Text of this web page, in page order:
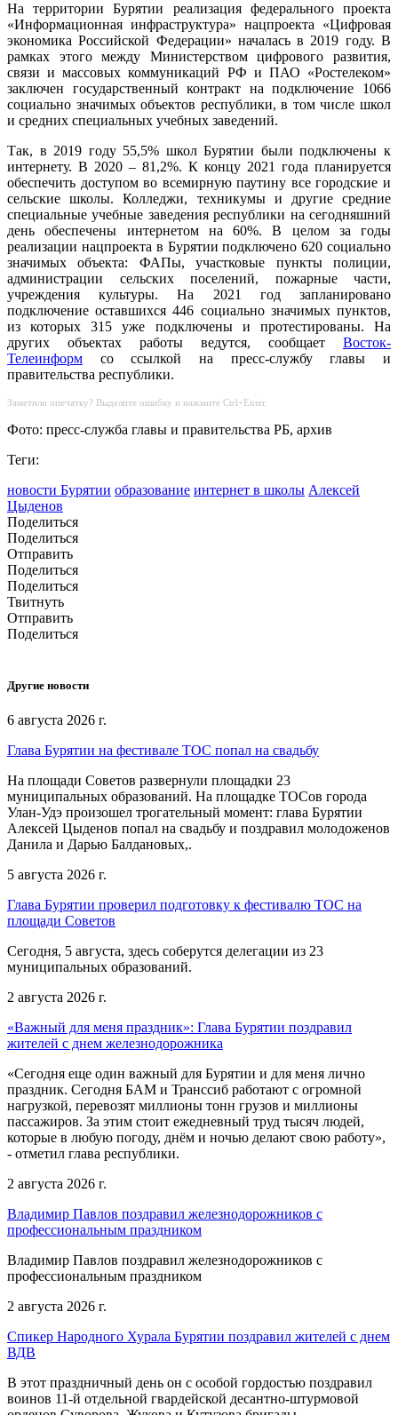
На территории Бурятии реализация федерального проекта
«Информационная инфраструктура» нацпроекта «Цифровая
экономика Российской Федерации» началась в 2019 году. В
рамках этого между Министерством цифрового развития,
связи и массовых коммуникаций РФ и ПАО «Ростелеком»
заключен государственный контракт на подключение 1066
социально значимых объектов республики, в том числе школ
и средних специальных учебных заведений.
Так, в 2019 году 55,5% школ Бурятии были подключены к
интернету. В 2020 – 81,2%. К концу 2021 года планируется
обеспечить доступом во всемирную паутину все городские и
сельские школы. Колледжи, техникумы и другие средние
специальные учебные заведения республики на сегодняшний
день обеспечены интернетом на 60%. В целом за годы
реализации нацпроекта в Бурятии подключено 620 социально
значимых объекта: ФАПы, участковые пункты полиции,
администрации сельских поселений, пожарные части,
учреждения культуры. На 2021 год запланировано
подключение оставшихся 446 социально значимых пунктов,
из которых 315 уже подключены и протестированы. На
других объектах работы ведутся, сообщает Восток-
Телеинформ со ссылкой на пресс-службу главы и
правительства республики.
Заметили опечатку? Выделите ошибку и нажмите Ctrl+Enter.
Фото: пресс-служба главы и правительства РБ, архив
Теги:
новости Бурятии образование интернет в школы Алексей
Цыденов
Поделиться
Поделиться
Отправить
Поделиться
Поделиться
Твитнуть
Отправить
Поделиться
Другие новости
6 августа 2026 г.
Глава Бурятии на фестивале ТОС попал на свадьбу
На площади Советов развернули площадки 23
муниципальных образований. На площадке ТОСов города
Улан-Удэ произошел трогательный момент: глава Бурятии
Алексей Цыденов попал на свадьбу и поздравил молодоженов
Данила и Дарью Балдановых,.
5 августа 2026 г.
Глава Бурятии проверил подготовку к фестивалю ТОС на
площади Советов
Сегодня, 5 августа, здесь соберутся делегации из 23
муниципальных образований.
2 августа 2026 г.
«Важный для меня праздник»: Глава Бурятии поздравил
жителей с днем железнодорожника
«Сегодня еще один важный для Бурятии и для меня лично
праздник. Сегодня БАМ и Транссиб работают с огромной
нагрузкой, перевозят миллионы тонн грузов и миллионы
пассажиров. За этим стоит ежедневный труд тысяч людей,
которые в любую погоду, днём и ночью делают свою работу»,
- отметил глава республики.
2 августа 2026 г.
Владимир Павлов поздравил железнодорожников с
профессиональным праздником
Владимир Павлов поздравил железнодорожников с
профессиональным праздником
2 августа 2026 г.
Спикер Народного Хурала Бурятии поздравил жителей с днем
ВДВ
В этот праздничный день он с особой гордостью поздравил
воинов 11-й отдельной гвардейской десантно-штурмовой